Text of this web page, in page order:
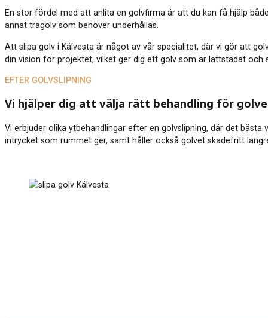
En stor fördel med att anlita en golvfirma är att du kan få hjälp
annat trägolv som behöver underhållas.
Att slipa golv i Kälvesta är något av vår specialitet, där vi gör att
din vision för projektet, vilket ger dig ett golv som är lättstädat
EFTER GOLVSLIPNING
Vi hjälper dig att välja rätt behandling för
Vi erbjuder olika ytbehandlingar efter en golvslipning, där det
intrycket som rummet ger, samt håller också golvet skadefritt